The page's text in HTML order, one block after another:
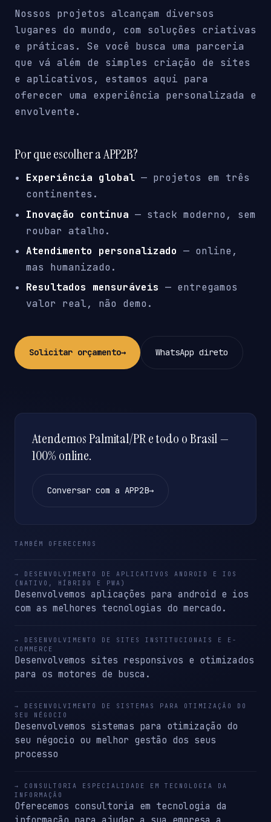
Nossos projetos alcançam diversos
lugares do mundo, com soluções criativas
e práticas. Se você busca uma parceria
que vá além de simples criação de sites
e aplicativos, estamos aqui para
oferecer uma experiência personalizada e
envolvente.
Por que escolher a APP2B?
Experiência global — projetos em três
continentes.
Inovação contínua — stack moderno, sem
roubar atalho.
Atendimento personalizado — online,
mas humanizado.
Resultados mensuráveis — entregamos
valor real, não demo.
Solicitar orçamento→ WhatsApp direto
Atendemos Palmital/PR e todo o Brasil —
100% online.
Conversar com a APP2B→
TAMBÉM OFERECEMOS
→ DESENVOLVIMENTO DE APLICATIVOS ANDROID E IOS
(NATIVO, HÍBRIDO E PWA)
Desenvolvemos aplicações para android e ios
com as melhores tecnologias do mercado.
→ DESENVOLVIMENTO DE SITES INSTITUCIONAIS E E-
COMMERCE
Desenvolvemos sites responsivos e otimizados
para os motores de busca.
→ DESENVOLVIMENTO DE SISTEMAS PARA OTIMIZAÇÃO DO
SEU NÉGOCIO
Desenvolvemos sistemas para otimização do
seu négocio ou melhor gestão dos seus
processo
→ CONSULTORIA ESPECIALIDADE EM TECNOLOGIA DA
INFORMAÇÃO
Oferecemos consultoria em tecnologia da